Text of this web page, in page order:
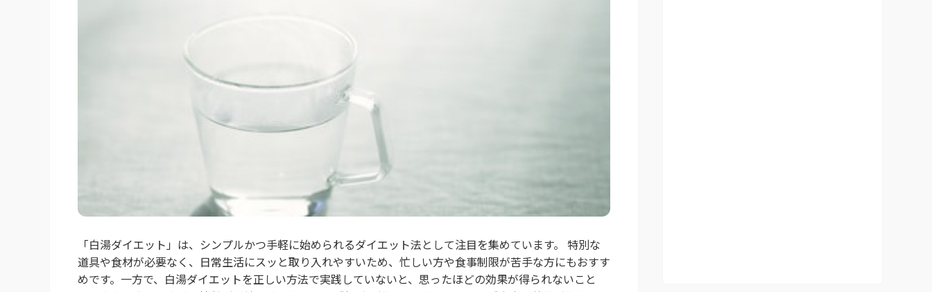
「白湯ダイエット」は、シンプルかつ手軽に始められるダイエット法として注目を集めています。 特別な
道具や食材が必要なく、日常生活にスッと取り入れやすいため、忙しい方や食事制限が苦手な方にもおすす
めです。一方で、白湯ダイエットを正しい方法で実践していないと、思ったほどの効果が得られないこと